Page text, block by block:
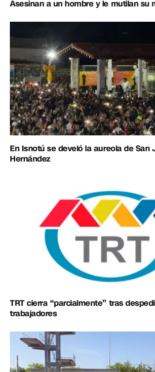
Asesinan a un hombre y le mutilan su
En Isnotú se develó la aureola de San
Hernández
TRT cierra “parcialmente” tras
trabajadores